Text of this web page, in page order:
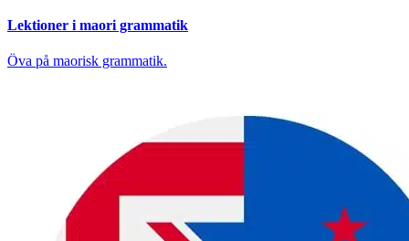
Lektioner i maori grammatik
Öva på maorisk grammatik.